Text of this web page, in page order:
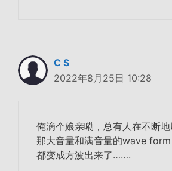
C S
2022年8月25日 10:28
俺滴个娘亲嘞，总有人在不断
那大音量和满音量的wave
都变成方波出来了…….